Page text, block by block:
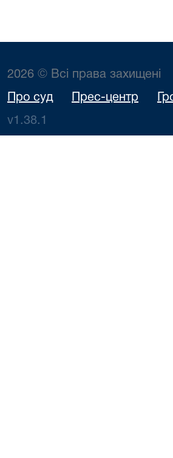
2026 © Всі права захищені
Про суд Прес-центр
v1.38.1